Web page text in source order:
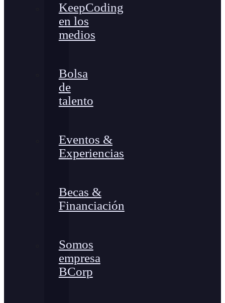
KeepCoding
en los
medios
Bolsa
de
talento
Eventos &
Experiencias
Becas &
Financiación
Somos
empresa
BCorp